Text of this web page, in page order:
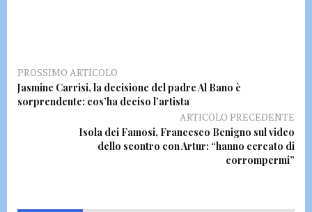
PROSSIMO ARTICOLO
Jasmine Carrisi, la decisione del padre Al Bano è
sorprendente: cos’ha deciso l’artista
ARTICOLO PRECEDENTE
Isola dei Famosi, Francesco Benigno sul video
dello scontro con Artur: “hanno cercato di
corrompermi”